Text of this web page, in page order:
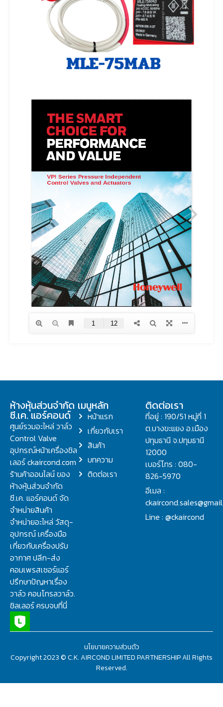
ห้างหุ้นส่วนจำกัด
ซี.เค. แอร์คอนด์
ศูนย์รวมอะไหล่ วาล์ว
Control Valve
อุปกรณ์หน้าเครื่องชิล
เลอร์ ckaircond.com
ร้านค้าออนไลน์ ของ
ห้างหุ้นส่วนจำกัด
ซี.เค. แอร์คอนด์ จัด
จำหน่ายสินค้า
จำหน่ายอะไหล่ วัสดุ-
อุปกรณ์ เครื่องมือ
เกี่ยวกับเครื่องปรับ
อากาศ ปลีก-ส่ง
คอมเพรสเซอร์แอร์
ปรึกษาปัญหาเรื่อง
วาล์ว คอนโทรลวาล์ว.
ชิลเลอร์ ครบจบที่นี่
เมนูหลัก
หน้าแรก
เกี่ยวกับเรา
สินค้า
บทความ
ติดต่อเรา
ติดต่อเรา
ที่อยู่ : 190/51 หมู่ที่ 1
ต.บางขะแยง อ.เมือง
ปทุมธานี จ.ปทุมธานี
12000
เบอร์โทร : 080-
826-5970
อีเมล :
Line : @ckaircond
Copyright 2023 © C.K. AIRCOND LIMITED PARTNERSHIP All Rights
Reserved.
นโยบายความส่วนตัว